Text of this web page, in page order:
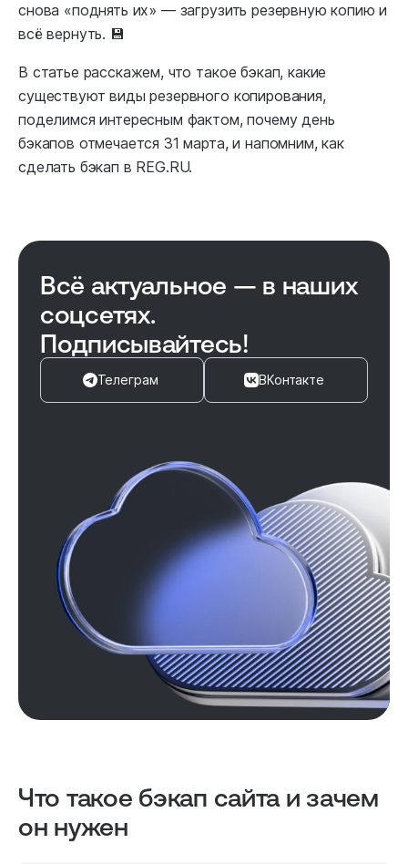
снова «поднять их» — загрузить резервную копию и
всё вернуть. 💾
В статье расскажем, что такое бэкап, какие
существуют виды резервного копирования,
поделимся интересным фактом, почему день
бэкапов отмечается 31 марта, и напомним, как
сделать бэкап в REG.RU.
Всё актуальное — в наших
соцсетях.
Подписывайтесь!
Телеграм ВКонтакте
Что такое бэкап сайта и зачем
он нужен